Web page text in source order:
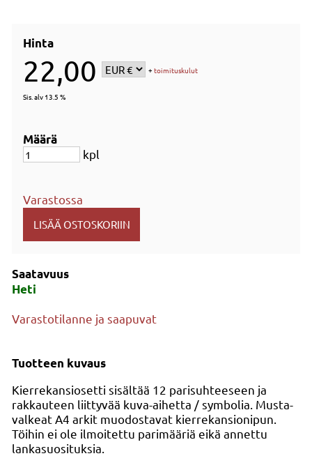
Hinta
22,00 +toimituskulut
Sis. alv 13.5 %
Määrä
kpl
Varastossa
Saatavuus
Heti
Varastotilanne ja saapuvat
Tuotteen kuvaus
Kierrekansiosetti sisältää 12 parisuhteeseen ja
rakkauteen liittyvää kuva-aihetta / symbolia. Musta-
valkeat A4 arkit muodostavat kierrekansionipun.
Töihin ei ole ilmoitettu parimääriä eikä annettu
lankasuosituksia.